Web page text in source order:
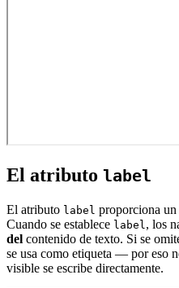
El atributo label
El atributo label proporciona
Cuando se establece label, los
del contenido de texto. Si se
se usa como etiqueta — por eso
visible se escribe directamente.